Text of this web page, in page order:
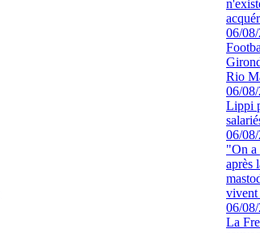
06/
Rio
06/
Lippi
06/
"On a
après
vivent
06/
La